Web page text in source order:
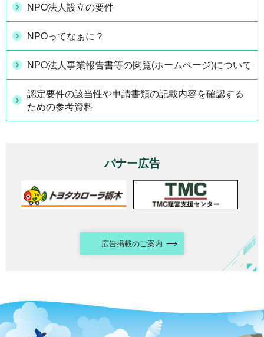
NPO法人設立の要件
NPOってなぁに？
NPO法人事業報告書等の閲覧(ホームページ)について
認定要件の該当性や申請書類の記載内容を確認する
ための参考資料
バナー広告
広告掲載のご案内